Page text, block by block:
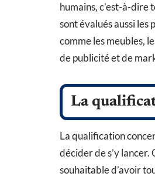
humains, c’est-à-dire
sont évalués aussi les
comme les meubles,
de publicité et de
La
La qualification
décider de s’y
souhaitable d’avoir